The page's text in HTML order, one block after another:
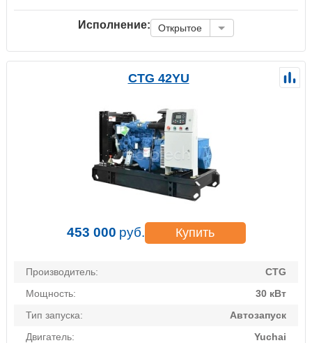
Исполнение: Открытое
CTG 42YU
453 000 руб. Купить
Производитель:
CTG
Мощность:
30 кВт
Тип запуска:
Автозапуск
Двигатель:
Yuchai